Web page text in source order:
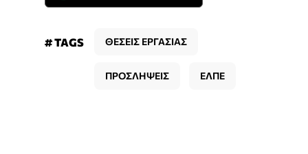
# TAGS ΘΕΣΕΙΣ ΕΡΓΑΣΙΑΣ
ΠΡΟΣΛΗΨΕΙΣ ΕΛΠΕ